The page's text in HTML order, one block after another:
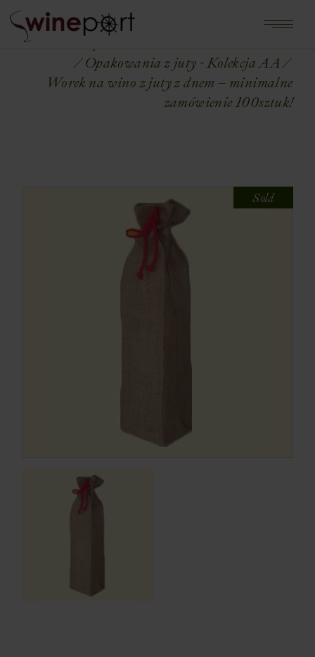
Home
Opakowania z juty - Kolekcja AA
Worek na wino z juty z dnem – minimalne
zamówienie 100sztuk!
Sold